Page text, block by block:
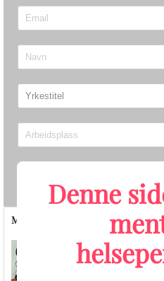
Migrene/hodepine
Denne